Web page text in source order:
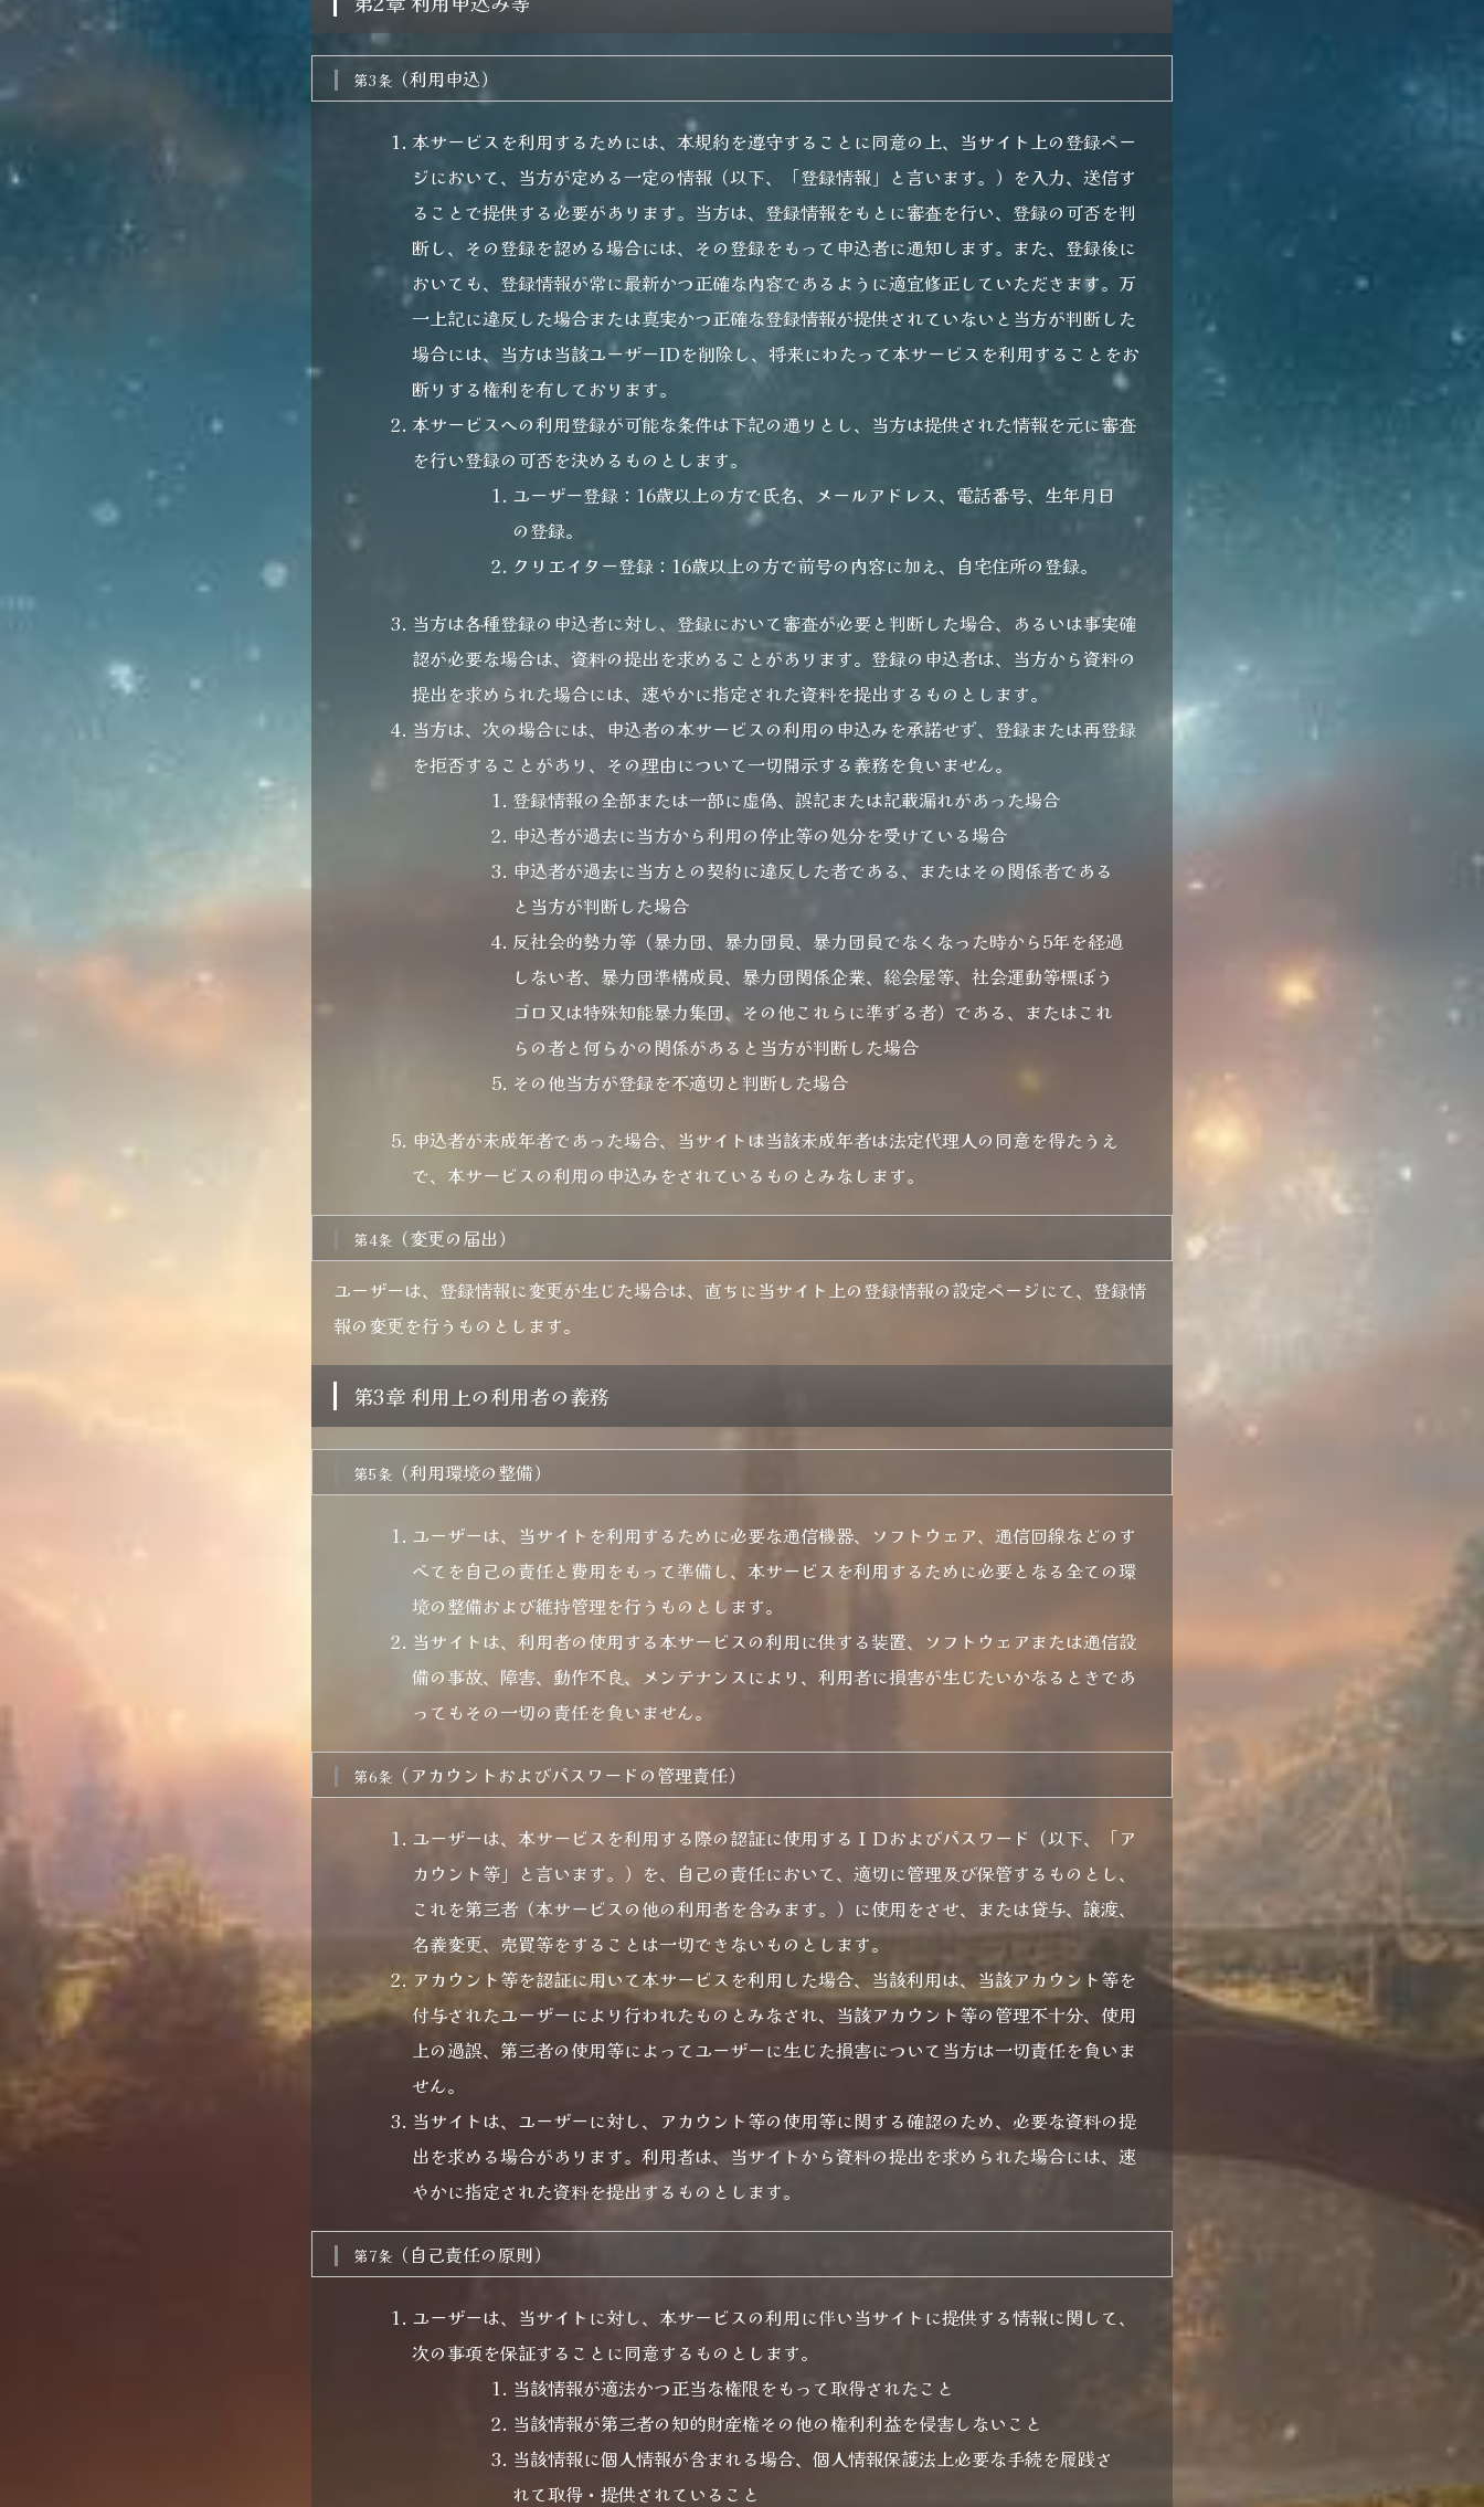
第3条 （利用申込）
本サービスを利用するためには、本規約を遵守することに同意の上、当サイト上の登録ペー
ジにおいて、当方が定める一定の情報（以下、「登録情報」と言います。）を入力、送信す
ることで提供する必要があります。当方は、登録情報をもとに審査を行い、登録の可否を判
断し、その登録を認める場合には、その登録をもって申込者に通知します。また、登録後に
おいても、登録情報が常に最新かつ正確な内容であるように適宜修正していただきます。万
一上記に違反した場合または真実かつ正確な登録情報が提供されていないと当方が判断した
場合には、当方は当該ユーザーIDを削除し、将来にわたって本サービスを利用することをお
断りする権利を有しております。
本サービスへの利用登録が可能な条件は下記の通りとし、当方は提供された情報を元に審査
を行い登録の可否を決めるものとします。
ユーザー登録：16歳以上の方で氏名、メールアドレス、電話番号、生年月日
の登録。
クリエイター登録：16歳以上の方で前号の内容に加え、自宅住所の登録。
当方は各種登録の申込者に対し、登録において審査が必要と判断した場合、あるいは事実確
認が必要な場合は、資料の提出を求めることがあります。登録の申込者は、当方から資料の
提出を求められた場合には、速やかに指定された資料を提出するものとします。
当方は、次の場合には、申込者の本サービスの利用の申込みを承諾せず、登録または再登録
を拒否することがあり、その理由について一切開示する義務を負いません。
登録情報の全部または一部に虚偽、誤記または記載漏れがあった場合
申込者が過去に当方から利用の停止等の処分を受けている場合
申込者が過去に当方との契約に違反した者である、またはその関係者である
と当方が判断した場合
反社会的勢力等（暴力団、暴力団員、暴力団員でなくなった時から5年を経過
しない者、暴力団準構成員、暴力団関係企業、総会屋等、社会運動等標ぼう
ゴロ又は特殊知能暴力集団、その他これらに準ずる者）である、またはこれ
らの者と何らかの関係があると当方が判断した場合
その他当方が登録を不適切と判断した場合
申込者が未成年者であった場合、当サイトは当該未成年者は法定代理人の同意を得たうえ
で、本サービスの利用の申込みをされているものとみなします。
第4条 （変更の届出）
ユーザーは、登録情報に変更が生じた場合は、直ちに当サイト上の登録情報の設定ページにて、登録情
報の変更を行うものとします。
第3章 利用上の利用者の義務
第5条 （利用環境の整備）
ユーザーは、当サイトを利用するために必要な通信機器、ソフトウェア、通信回線などのす
べてを自己の責任と費用をもって準備し、本サービスを利用するために必要となる全ての環
境の整備および維持管理を行うものとします。
当サイトは、利用者の使用する本サービスの利用に供する装置、ソフトウェアまたは通信設
備の事故、障害、動作不良、メンテナンスにより、利用者に損害が生じたいかなるときであ
ってもその一切の責任を負いません。
第6条 （アカウントおよびパスワードの管理責任）
ユーザーは、本サービスを利用する際の認証に使用するＩＤおよびパスワード（以下、「ア
カウント等」と言います。）を、自己の責任において、適切に管理及び保管するものとし、
これを第三者（本サービスの他の利用者を含みます。）に使用をさせ、または貸与、譲渡、
名義変更、売買等をすることは一切できないものとします。
アカウント等を認証に用いて本サービスを利用した場合、当該利用は、当該アカウント等を
付与されたユーザーにより行われたものとみなされ、当該アカウント等の管理不十分、使用
上の過誤、第三者の使用等によってユーザーに生じた損害について当方は一切責任を負いま
せん。
当サイトは、ユーザーに対し、アカウント等の使用等に関する確認のため、必要な資料の提
出を求める場合があります。利用者は、当サイトから資料の提出を求められた場合には、速
やかに指定された資料を提出するものとします。
第7条 （自己責任の原則）
ユーザーは、当サイトに対し、本サービスの利用に伴い当サイトに提供する情報に関して、
次の事項を保証することに同意するものとします。
当該情報が適法かつ正当な権限をもって取得されたこと
当該情報が第三者の知的財産権その他の権利利益を侵害しないこと
当該情報に個人情報が含まれる場合、個人情報保護法上必要な手続を履践さ
れて取得・提供されていること